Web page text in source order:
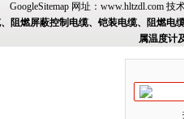
GoogleSitemap网址： www.hltzdl.com技
阻燃屏蔽控制电缆、铠装电缆、阻燃
属温度计